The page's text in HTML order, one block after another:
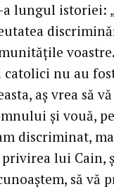
a lungul istoriei:
catolici nu au
aș vrea să
și vouă,
discriminat,
lui Cain,
să vă